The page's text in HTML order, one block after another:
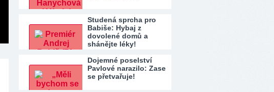
Studená sprcha pro
Babiše: Hybaj z
dovolené domů a
shánějte léky!
Dojemné poselství
Pavlové narazilo: Zase
se přetvařuje!